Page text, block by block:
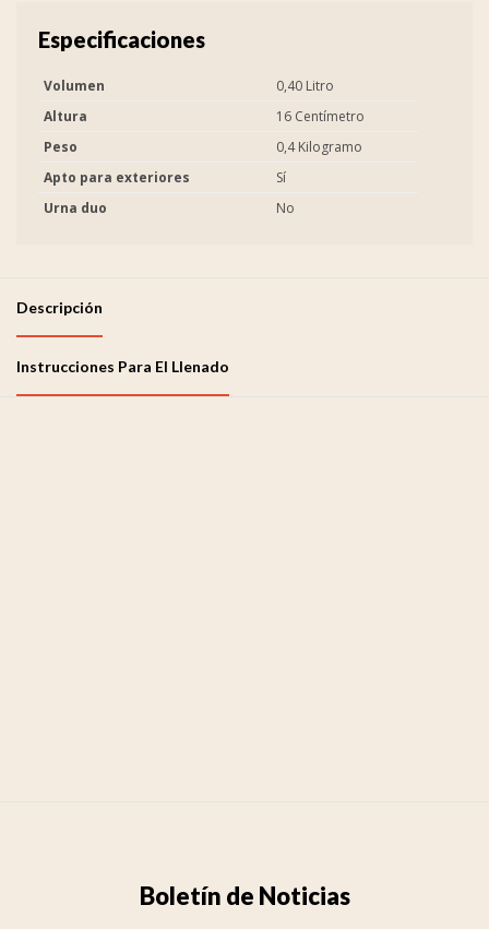
Especificaciones
Volumen
0,40 Litro
Altura
16 Centímetro
Peso
0,4 Kilogramo
Apto para exteriores
Sí
Urna duo
No
Descripción
Instrucciones Para El Llenado
Boletín de Noticias